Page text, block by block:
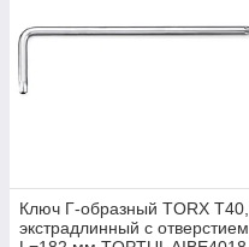
Ключ Г-образный TORX T40,
экстрадлинный с отверстием